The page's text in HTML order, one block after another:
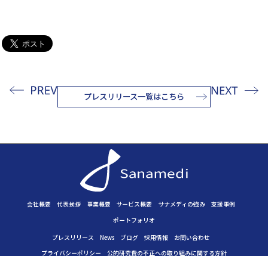
プレスリリース一覧はこちら
会社概要 代表挨拶 事業概要 サービス概要 サナメディの強み
支援事例
ポートフォリオ
プレスリリース News ブログ 採用情報
お問い合わせ
プライバシーポリシー
公的研究費の不正への取り組みに関する方針